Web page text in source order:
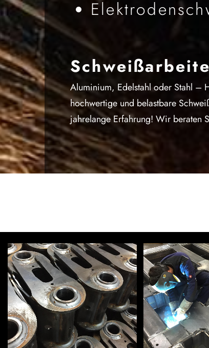
Aluminium, Edelstahl oder Stahl –
hochwertige und belastbare
jahrelange Erfahrung! Wir beraten